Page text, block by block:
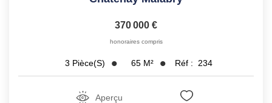
370 000 €
honoraires compris
3 Pièce(s) 65 M² Réf : 234
Aperçu